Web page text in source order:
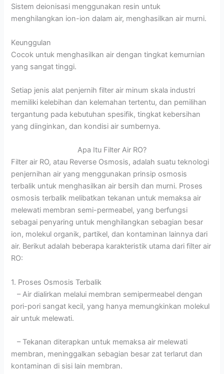
Sistem deionisasi menggunakan resin untuk
menghilangkan ion-ion dalam air, menghasilkan air murni.
Keunggulan
Cocok untuk menghasilkan air dengan tingkat kemurnian
yang sangat tinggi.
Setiap jenis alat penjernih filter air minum skala industri
memiliki kelebihan dan kelemahan tertentu, dan pemilihan
tergantung pada kebutuhan spesifik, tingkat kebersihan
yang diinginkan, dan kondisi air sumbernya.
Apa Itu Filter Air RO?
Filter air RO, atau Reverse Osmosis, adalah suatu teknologi
penjernihan air yang menggunakan prinsip osmosis
terbalik untuk menghasilkan air bersih dan murni. Proses
osmosis terbalik melibatkan tekanan untuk memaksa air
melewati membran semi-permeabel, yang berfungsi
sebagai penyaring untuk menghilangkan sebagian besar
ion, molekul organik, partikel, dan kontaminan lainnya dari
air. Berikut adalah beberapa karakteristik utama dari filter air
RO:
1. Proses Osmosis Terbalik
– Air dialirkan melalui membran semipermeabel dengan
pori-pori sangat kecil, yang hanya memungkinkan molekul
air untuk melewati.
– Tekanan diterapkan untuk memaksa air melewati
membran, meninggalkan sebagian besar zat terlarut dan
kontaminan di sisi lain membran.